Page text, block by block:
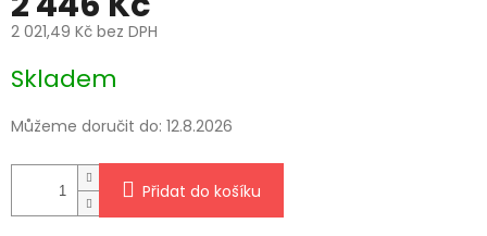
2 021,49 Kč bez DPH
cena:
Skladem
Můžeme doručit do: 12.8.2026
Přidat do košíku